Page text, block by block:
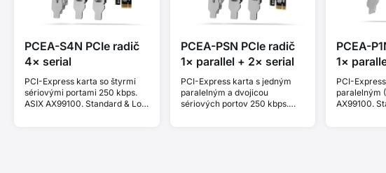
PCEA-S4N PCIe radič
4× serial
PCI-Express karta so štyrmi
sériovými portami 250 kbps.
ASIX AX99100. Standard & Low
PCEA-PSN PCIe radič
1× parallel + 2× serial
PCI-Express karta s jedným
paralelným a dvojicou
sériových portov 250 kbps.
PCEA-
1×
PCI-
paralelným
AX99100.